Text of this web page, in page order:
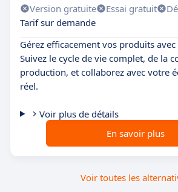
Version gratuite Essai gratuit
Tarif sur demande
Gérez efficacement vos produits
Suivez le cycle de vie complet, de la
production, et collaborez avec votre
réel.
Voir plus de détails
En savoir plus
Voir toutes les